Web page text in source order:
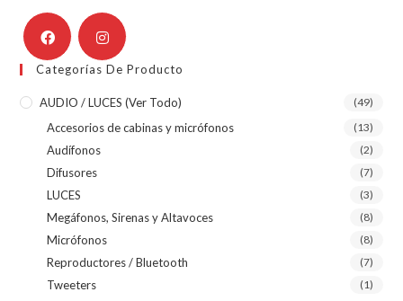
Categorías De Producto
AUDIO / LUCES (ver Todo) (49)
Accesorios de cabinas y micrófonos (13)
Audífonos (2)
Difusores (7)
LUCES (3)
Megáfonos, Sirenas y Altavoces (8)
Micrófonos (8)
Reproductores / Bluetooth (7)
Tweeters (1)